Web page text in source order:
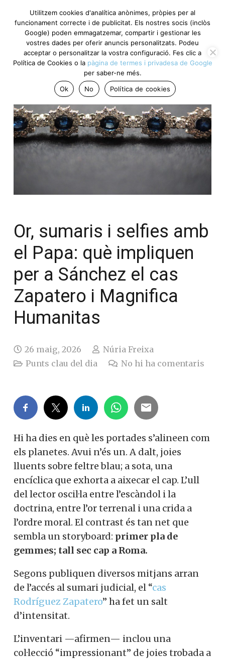
Or, sumaris i selfies amb
el Papa: què impliquen
per a Sánchez el cas
Zapatero i Magnifica
Humanitas
26 maig, 2026
Núria Freixa
Punts clau del dia
No hi ha comentaris
Hi ha dies en què les portades s’alineen com
els planetes. Avui n’és un. A dalt, joies
lluents sobre feltre blau; a sota, una
encíclica que exhorta a aixecar el cap. L’ull
del lector oscil·la entre l’escàndol i la
doctrina, entre l’or terrenal i una crida a
l’ordre moral. El contrast és tan net que
sembla un storyboard: primer pla de
gemmes; tall sec cap a Roma.
Segons publiquen diversos mitjans arran
de l’accés al sumari judicial, el “cas
Rodríguez Zapatero” ha fet un salt
d’intensitat.
L’inventari —afirmen— inclou una
col·lecció “impressionant” de joies trobada a
Utilitzem cookies d'analítica anònimes, pròpies per al
funcionament correcte i de publicitat. Els nostres socis (inclòs
Google) poden emmagatzemar, compartir i gestionar les
vostres dades per oferir anuncis personalitzats. Podeu
acceptar o personalitzar la vostra configuració. Fes clic a
Política de Cookies o la pàgina de termes i privadesa de Google
per saber-ne més.
Ok
No Política de cookies